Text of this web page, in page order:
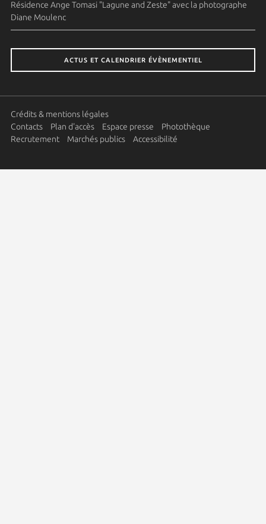
Résidence Ange Tomasi "Lagune and Zeste" avec la photographe
Diane Moulenc
ACTUS ET CALENDRIER ÉVÈNEMENTIEL
Crédits & mentions légales
Contacts
Plan d'accès Espace presse
Photothèque
Recrutement
Marchés publics Accessibilité